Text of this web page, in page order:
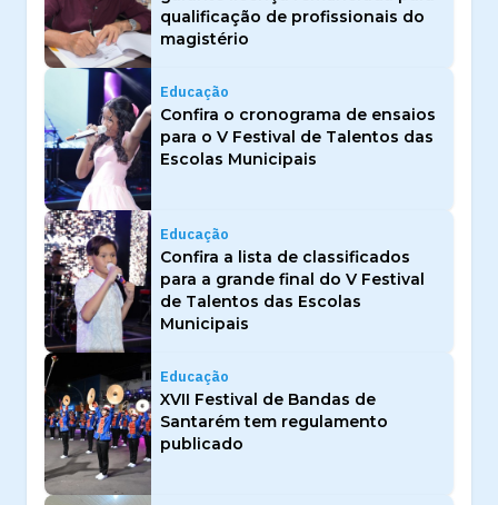
qualificação de profissionais do
magistério
Educação
Confira o cronograma de ensaios
para o V Festival de Talentos das
Escolas Municipais
Educação
Confira a lista de classificados
para a grande final do V Festival
de Talentos das Escolas
Municipais
Educação
XVII Festival de Bandas de
Santarém tem regulamento
publicado